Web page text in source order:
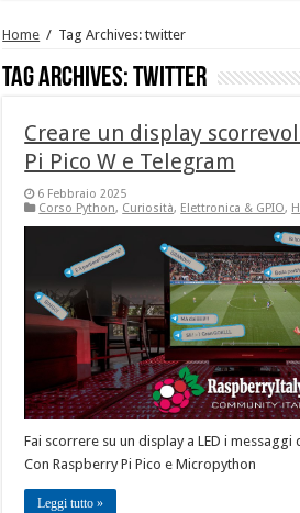
Home / Tag Archives: twitter
Tag Archives:twitter
Creare un display
Pi Pico W e Telegram
6 Febbraio 2025
Corso Python, Curiosità, Elettronica & GPIO,
Fai scorrere su un display a LED i
Con Raspberry Pi Pico e Micropython
Leggi tutto »